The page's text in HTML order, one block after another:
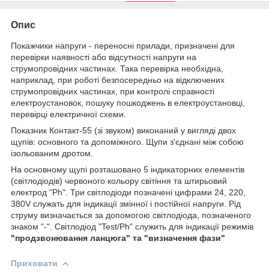
Опис
Покажчики напруги - переносні прилади, призначені для
перевірки наявності або відсутності напруги на
струмопровідних частинах. Така перевірка необхідна,
наприклад, при роботі безпосередньо на відключених
струмопровідних частинах, при контролі справності
електроустановок, пошуку пошкоджень в електроустановці,
перевірці електричної схеми.
Показник Контакт-55 (зі звуком) виконаний у вигляді двох
щупів: основного та допоміжного. Щупи з'єднані між собою
ізольованим дротом.
На основному щупі розташовано 5 індикаторних елементів
(світлодіодів) червоного кольору світіння та штирьовий
електрод "Ph". Три світлодіоди позначені цифрами 24, 220,
380V служать для індикації змінної і постійної напруги. Рід
струму визначається за допомогою світлодіода, позначеного
знаком "-". Світлодіод "Test/Ph" служить для індикації режимів
"продзвонювання ланцюга" та "визначення фази"
Приховати